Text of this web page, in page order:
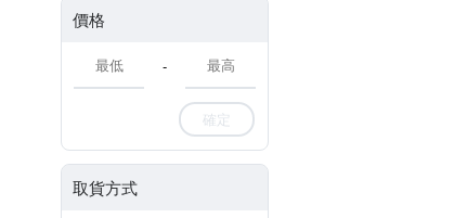
價格
-
確定
取貨方式